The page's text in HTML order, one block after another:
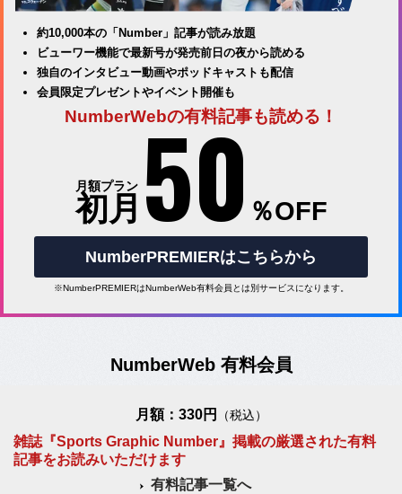
約10,000本の「Number」記事が読み放題
ビューワー機能で最新号が発売前日の夜から読める
独自のインタビュー動画やポッドキャストも配信
会員限定プレゼントやイベント開催も
NumberWebの有料記事も読める！
月額プラン
初月 50 ％OFF
NumberPREMIERはこちらから
※NumberPREMIERはNumberWeb有料会員とは別サービスになります。
NumberWeb 有料会員
月額：330円 （税込）
雑誌『Sports Graphic Number』掲載の厳選された有料
記事をお読みいただけます
有料記事一覧へ